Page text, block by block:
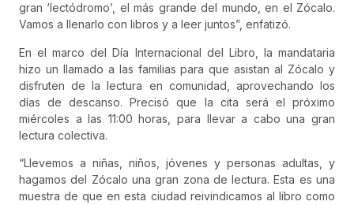
gran ‘lectódromo’, el más grande del mundo, en el Zócalo.
Vamos a llenarlo con libros y a leer juntos”, enfatizó.
En el marco del Día Internacional del Libro, la mandataria
hizo un llamado a las familias para que asistan al Zócalo y
disfruten de la lectura en comunidad, aprovechando los
días de descanso. Precisó que la cita será el próximo
miércoles a las 11:00 horas, para llevar a cabo una gran
lectura colectiva.
“Llevemos a niñas, niños, jóvenes y personas adultas, y
hagamos del Zócalo una gran zona de lectura. Esta es una
muestra de que en esta ciudad reivindicamos al libro como